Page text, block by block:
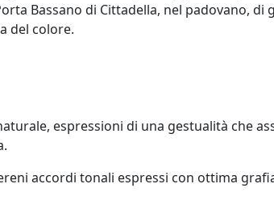
Bassano di Cittadella, nel padovano,
del colore.
espressioni di una gestualità che
accordi tonali espressi con ottima